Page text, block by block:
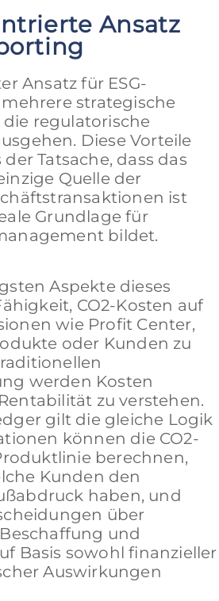
Ansatz
Ansatz für ESG-
strategische
regulatorische
Diese Vorteile
Tatsache, dass das
Quelle der
ist
Grundlage für
bildet.
Aspekte dieses
CO2-Kosten auf
wie Profit Center,
oder Kunden zu
werden Kosten
zu verstehen.
gilt die gleiche Logik
können die CO2-
berechnen,
Kunden den
haben, und
über
und
Basis sowohl finanzieller
Auswirkungen